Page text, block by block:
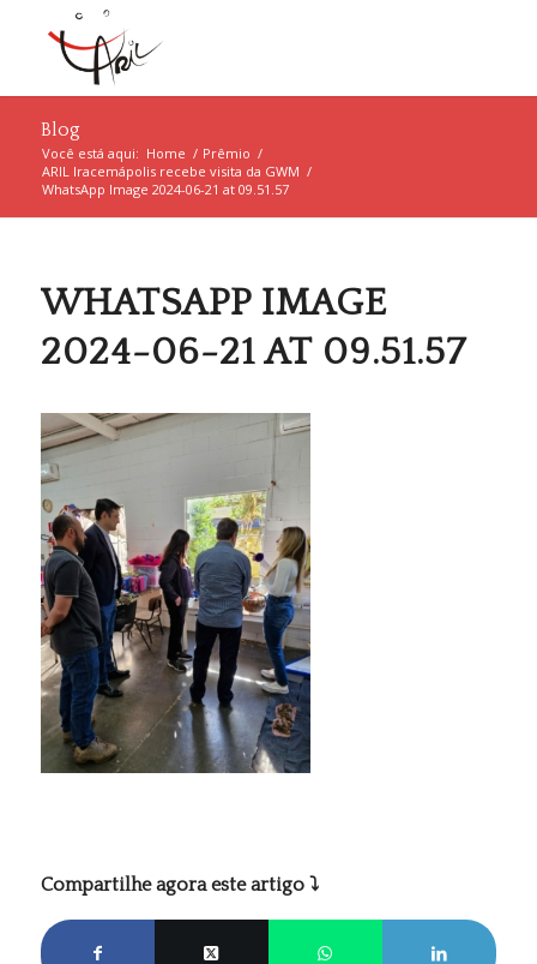
Blog
Você está aqui: Home / Prêmio /
ARIL Iracemápolis recebe visita da GWM /
WhatsApp Image 2024-06-21 at 09.51.57
WHATSAPP IMAGE
2024-06-21 AT 09.51.57
Compartilhe agora este artigo ⤵